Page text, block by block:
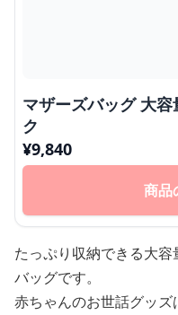
マザーズバッグ 大
ク
¥9,840
商品
たっぷり収納できる大
バッグです。
赤ちゃんのお世話グッ